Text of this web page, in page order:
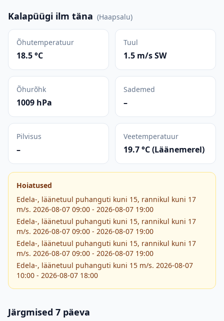
Kalapüügi ilm täna (Haapsalu)
Õhutemperatuur
18.5 °C
Tuul
1.5 m/s SW
Õhurõhk
1009 hPa
Sademed
–
Pilvisus
–
Veetemperatuur
19.7 °C (Läänemerel)
Hoiatused
Edela-, läänetuul puhanguti kuni 15, rannikul kuni 17
m/s. 2026-08-07 09:00 - 2026-08-07 19:00
Edela-, läänetuul puhanguti kuni 15, rannikul kuni 17
m/s. 2026-08-07 09:00 - 2026-08-07 19:00
Edela-, läänetuul puhanguti kuni 15, rannikul kuni 17
m/s. 2026-08-07 09:00 - 2026-08-07 19:00
Edela-, läänetuul puhanguti kuni 15 m/s. 2026-08-07
10:00 - 2026-08-07 18:00
Järgmised 7 päeva